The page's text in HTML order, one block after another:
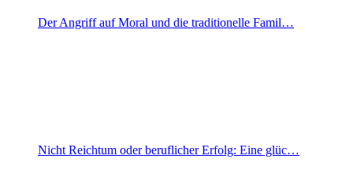
Der Angriff auf Moral und die traditionelle Famil…
Nicht Reichtum oder beruflicher Erfolg: Eine glüc…